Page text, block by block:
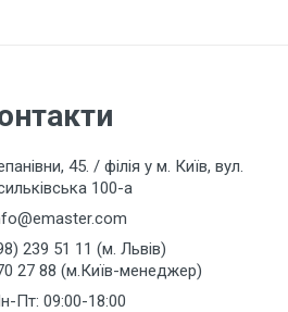
45. / філія у м. Київ, вул.
100-а
239 51 11 (м. Львів)
27 88 (м.Київ-менеджер)
Пт: 09:00-18:00